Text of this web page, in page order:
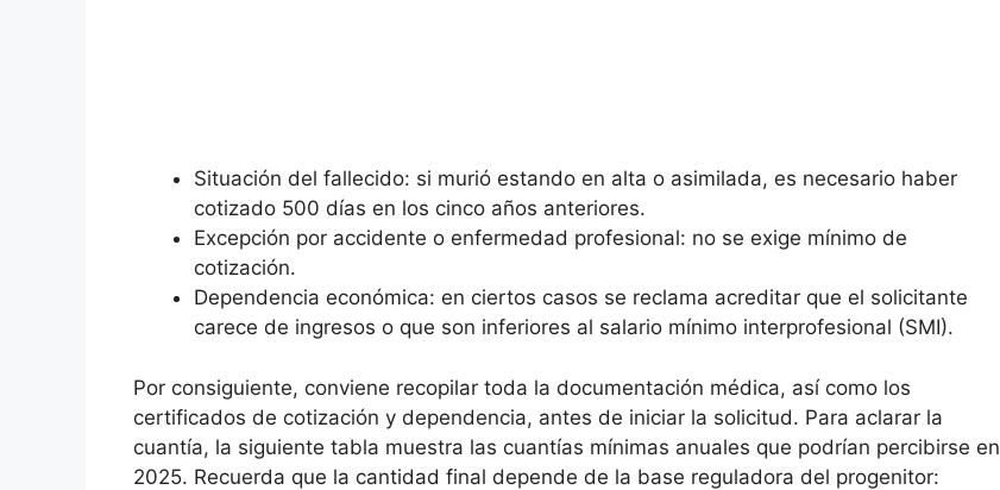
Situación del fallecido: si murió estando en alta o asimilada, es necesario haber
cotizado 500 días en los cinco años anteriores.
Excepción por accidente o enfermedad profesional: no se exige mínimo de
cotización.
Dependencia económica: en ciertos casos se reclama acreditar que el solicitante
carece de ingresos o que son inferiores al salario mínimo interprofesional (SMI).
Por consiguiente, conviene recopilar toda la documentación médica, así como los
certificados de cotización y dependencia, antes de iniciar la solicitud. Para aclarar la
cuantía, la siguiente tabla muestra las cuantías mínimas anuales que podrían percibirse en
2025. Recuerda que la cantidad final depende de la base reguladora del progenitor: